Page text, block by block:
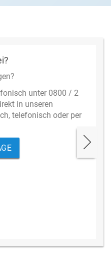
unter 0800 / 2
in unseren
telefonisch oder per